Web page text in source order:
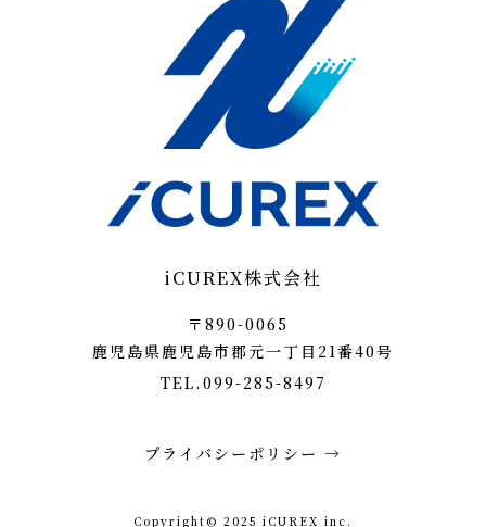
iCUREX株式会社
〒890-0065
鹿児島県鹿児島市郡元一丁目21番40号
TEL.099-285-8497
プライバシーポリシー →
Copyright© 2025 iCUREX inc.